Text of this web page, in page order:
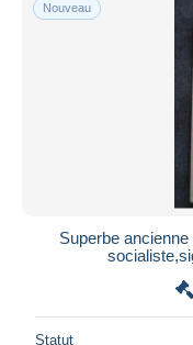
Nouveau
Superbe
Statut